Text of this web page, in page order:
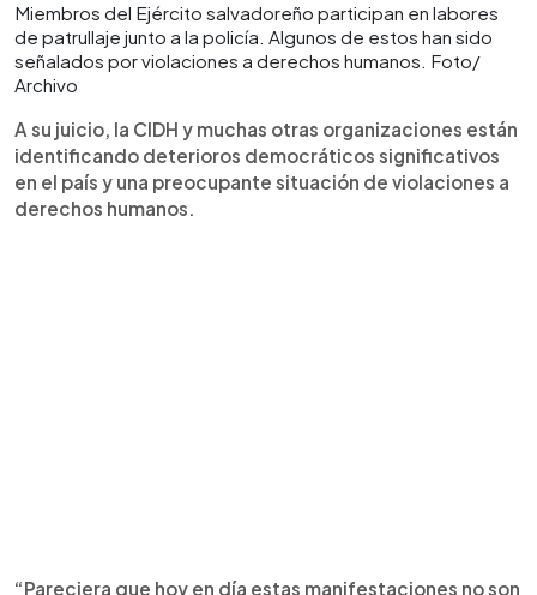
Miembros del Ejército salvadoreño participan en labores
de patrullaje junto a la policía. Algunos de estos han sido
señalados por violaciones a derechos humanos. Foto/
Archivo
A su juicio, la CIDH y muchas otras organizaciones están
identificando deterioros democráticos significativos
en el país y una preocupante situación de violaciones a
derechos humanos.
“Pareciera que hoy en día estas manifestaciones no son